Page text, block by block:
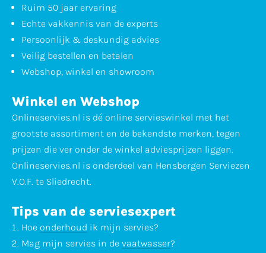
Ruim 50 jaar ervaring
Echte vakkennis van de experts
Persoonlijk & deskundig advies
Veilig bestellen en betalen
Webshop, winkel en showroom
Winkel en Webshop
Onlineservies.nl is dé online servieswinkel met het
grootste assortiment en de bekendste merken, tegen
prijzen die ver onder de winkel adviesprijzen liggen.
Onlineservies.nl is onderdeel van Hensbergen Serviezen
V.O.F. te Sliedrecht.
Tips van de serviesexpert
Hoe onderhoud ik mijn servies?
Mag mijn servies in de vaatwasser?